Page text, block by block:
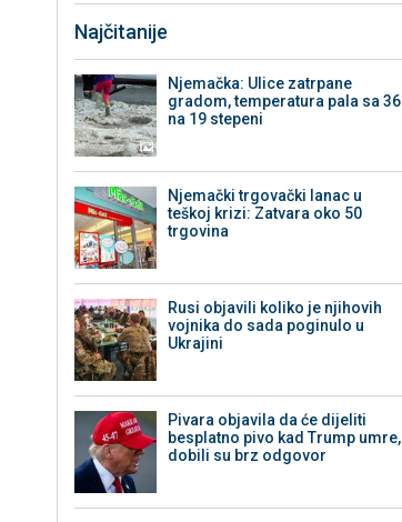
Najčitanije
Njemačka: Ulice zatrpane
gradom, temperatura pala sa 36
na 19 stepeni
Njemački trgovački lanac u
teškoj krizi: Zatvara oko 50
trgovina
Rusi objavili koliko je njihovih
vojnika do sada poginulo u
Ukrajini
Pivara objavila da će dijeliti
besplatno pivo kad Trump umre,
dobili su brz odgovor